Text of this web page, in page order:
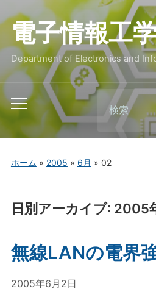
電子情報工
Department of Electronics and
Toggle
mobile
menu
Search
for:
ホーム » 2005 » 6月 » 02
日別アーカイブ: 2005
無線LANの電界
2005年6月2日